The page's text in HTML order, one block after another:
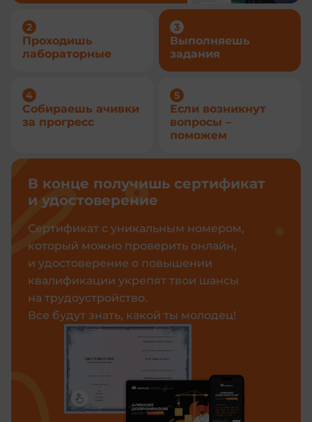
Проходишь
лабораторные
Выполняешь
задания
Собираешь ачивки
за прогресс
Если возникнут
вопросы –
поможем
В конце получишь сертификат
и удостоверение
Сертификат с уникальным номером,
который можно проверить онлайн,
и удостоверение о повышении
квалификации укрепят твои шансы
на трудоустройство.
Все будут знать, какой ты молодец!